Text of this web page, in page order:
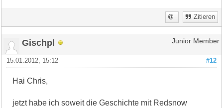
Zitieren
Gischpl Junior Member
#12
15.01.2012, 15:12
Hai Chris,
jetzt habe ich soweit die Geschichte mit Redsnow